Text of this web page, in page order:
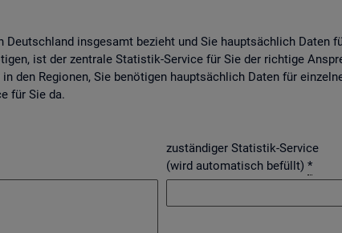
ins­ge­samt be­zieht und Sie haupt­säch­lich Daten
ist der zen­tra­le Sta­tis­tik-Ser­vice für Sie der rich­ti­ge
den Re­gio­nen, Sie be­nö­ti­gen haupt­säch­lich Daten für
für Sie da.
zuständiger Statistik-Service
(wird automatisch befüllt) *